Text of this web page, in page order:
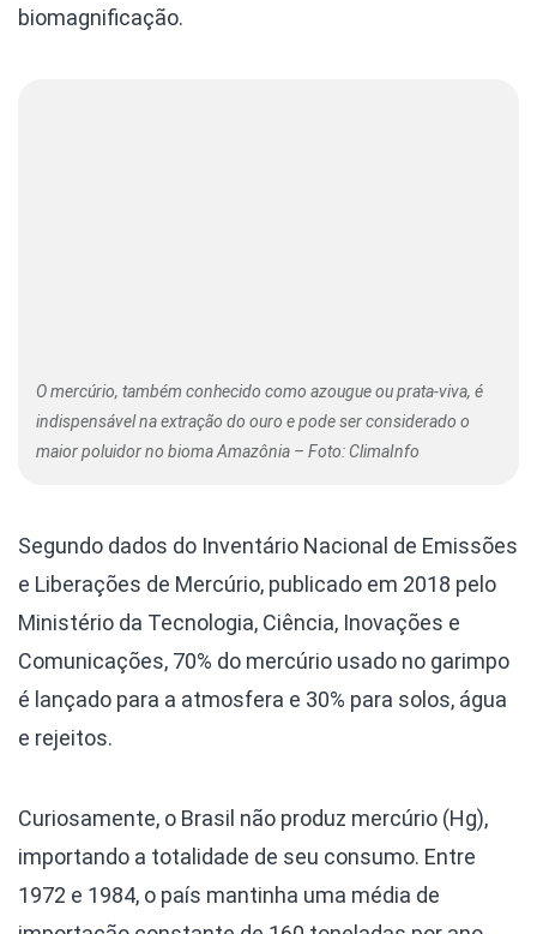
biomagnificação.
O mercúrio, também conhecido como azougue ou prata-viva, é
indispensável na extração do ouro e pode ser considerado o
maior poluidor no bioma Amazônia – Foto: ClimaInfo
Segundo dados do Inventário Nacional de Emissões
e Liberações de Mercúrio, publicado em 2018 pelo
Ministério da Tecnologia, Ciência, Inovações e
Comunicações, 70% do mercúrio usado no garimpo
é lançado para a atmosfera e 30% para solos, água
e rejeitos.
Curiosamente, o Brasil não produz mercúrio (Hg),
importando a totalidade de seu consumo. Entre
1972 e 1984, o país mantinha uma média de